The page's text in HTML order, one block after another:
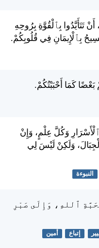
بِٱلْقُوَّةِ بِرُوحِهِ
بِٱلْإِيمَانِ فِي قُلُوبِكُمْ.
كَمَا أَحْبَبْتُكُمْ.
وَكُلَّ عِلْمٍ، وَإِنْ
وَلَكِنْ لَيْسَ لِي
النبوءة
ٱللهِ، وَإِلَى صَبْرِ
إتباع أمين